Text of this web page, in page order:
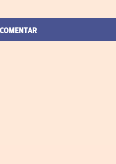
COMENTAR